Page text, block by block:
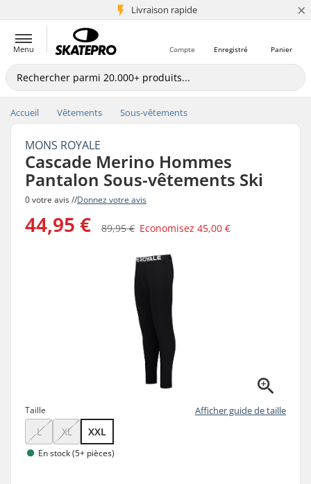
Livraison rapide
+5 mio de clients ×
Menu Panier
Enregistré
Compte
Accueil Vêtements Sous-vêtements
MONS ROYALE
Cascade Merino Hommes
Pantalon Sous-vêtements Ski
0 votre avis //Donnez votre avis
44,95 € 89,95 € Economisez 45,00 €
Taille Afficher guide de taille
L XL XXL
En stock (5+ pièces)